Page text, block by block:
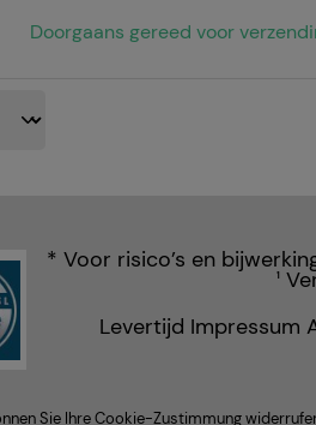
Doorgaans gereed voor
* Voor risico’s en
1
Levertijd Impressum
Sie Ihre Cookie-Zustimmung